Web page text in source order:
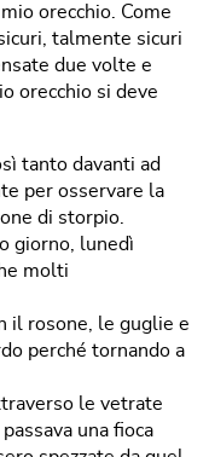
orecchio. Come
talmente sicuri
due volte e
orecchio si deve
tanto davanti ad
per osservare la
di storpio.
giorno, lunedì
molti
il rosone, le guglie e
perché tornando a
le vetrate
una fioca